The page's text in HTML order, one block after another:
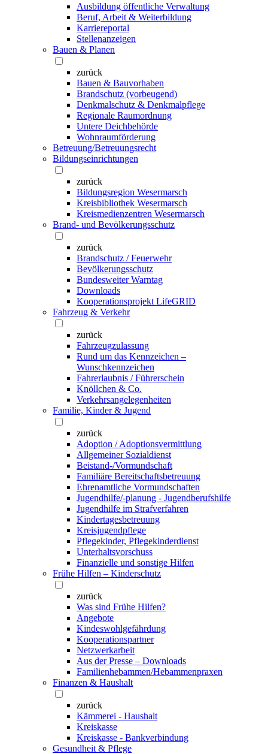
Ausbildung öffentliche Verwaltung
Beruf, Arbeit & Weiterbildung
Karriereportal
Stellenanzeigen
Bauen & Planen
zurück
Bauen & Bauvorhaben
Brandschutz (vorbeugend)
Denkmalschutz & Denkmalpflege
Regionale Raumordnung
Untere Deichbehörde
Wohnraumförderung
Betreuung/Betreuungsrecht
Bildungseinrichtungen
zurück
Bildungsregion Wesermarsch
Kreisbibliothek Wesermarsch
Kreismedienzentren Wesermarsch
Brand- und Bevölkerungsschutz
zurück
Brandschutz / Feuerwehr
Bevölkerungsschutz
Bundesweiter Warntag
Downloads
Kooperationsprojekt LifeGRID
Fahrzeug & Verkehr
zurück
Fahrzeugzulassung
Rund um das Kennzeichen –
Wunschkennzeichen
Fahrerlaubnis / Führerschein
Knöllchen & Co.
Verkehrsangelegenheiten
Familie, Kinder & Jugend
zurück
Adoption / Adoptionsvermittlung
Allgemeiner Sozialdienst
Beistand-/Vormundschaft
Familiäre Bereitschaftsbetreuung
Ehrenamtliche Vormundschaften
Jugendhilfe/-planung - Jugendberufshilfe
Jugendhilfe im Strafverfahren
Kindertagesbetreuung
Kreisjugendpflege
Pflegekinder, Pflegekinderdienst
Unterhaltsvorschuss
Finanzielle und sonstige Hilfen
Frühe Hilfen – Kinderschutz
zurück
Was sind Frühe Hilfen?
Angebote
Kindeswohlgefährdung
Kooperationspartner
Netzwerkarbeit
Aus der Presse – Downloads
Familienhebammen/Hebammenpraxen
Finanzen & Haushalt
zurück
Kämmerei - Haushalt
Kreiskasse
Kreiskasse - Bankverbindung
Gesundheit & Pflege